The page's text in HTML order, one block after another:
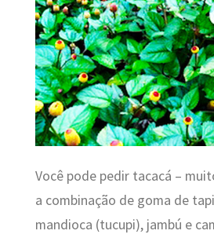
Você pode pedir tacacá –
a combinação de goma de
mandioca (tucupi), jambú e